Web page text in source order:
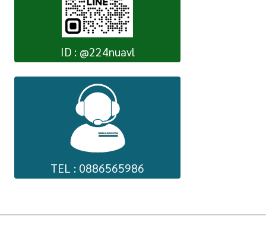
ID : @224nuavl
TEL : 0886565986